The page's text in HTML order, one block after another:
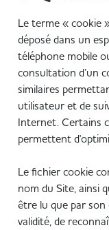
Le terme « cookie
déposé dans un
téléphone mobile
consultation d’un
similaires
utilisateur et de
Internet. Certains
permettent
Le fichier cookie
nom du Site, ainsi
être lu que par
validité, de